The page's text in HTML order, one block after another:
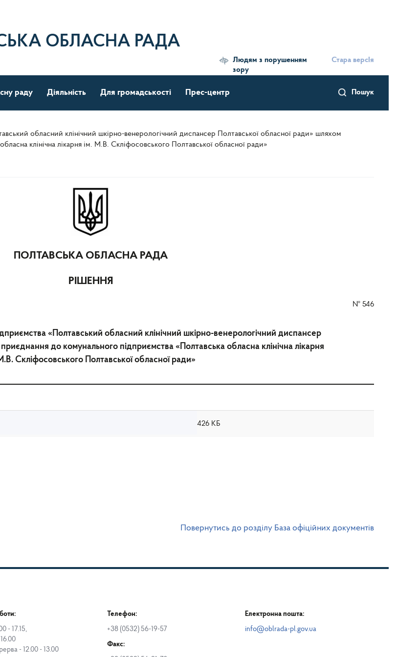
ОБЛАСНА РАДА
Людям з порушенням
зору
Стара версІя
Пошук
раду Діяльність Для громадськості Прес-центр
обласний клінічний шкірно-венерологічний диспансер Полтавської обласної ради» шляхом
клінічна лікарня ім. М.В. Скліфосовського Полтавської обласної ради»
ПОЛТАВСЬКА ОБЛАСНА РАДА
РІШЕННЯ
№ 546
«Полтавський обласний клінічний шкірно-венерологічний диспансер
до комунального підприємства «Полтавська обласна клінічна лікарня
Скліфосовського Полтавської обласної ради»
426 КБ
Повернутись до розділу База офіційних документів
- 17.15,
- 12.00 - 13.00
Телефон:
+38 (0532) 56-19-57
Факс:
Електронна пошта:
info@oblrada-pl.gov.ua